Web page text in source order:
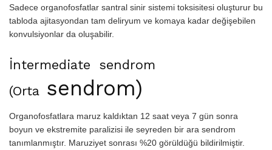
Sadece organofosfatlar santral sinir sistemi toksisitesi oluşturur bu
tabloda ajitasyondan tam deliryum ve komaya kadar değişebilen
konvulsiyonlar da oluşabilir.
İntermediate sendrom
(Orta sendrom)
Organofosfatlara maruz kaldıktan 12 saat veya 7 gün sonra
boyun ve ekstremite paralizisi ile seyreden bir ara sendrom
tanımlanmıştır. Maruziyet sonrası %20 görüldüğü bildirilmiştir.